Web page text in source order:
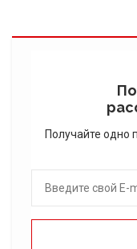
Получайте